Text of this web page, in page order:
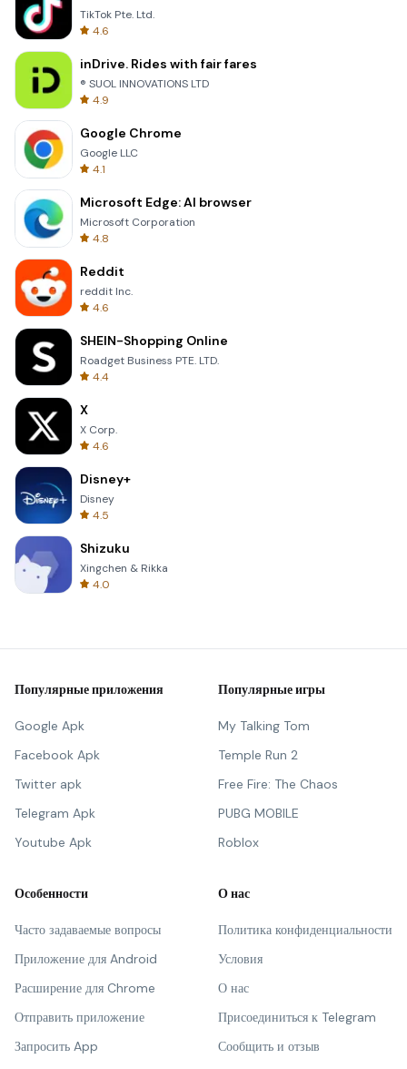
TikTok Pte. Ltd.
4.6
inDrive. Rides with fair fares
® SUOL INNOVATIONS LTD
4.9
Google Chrome
Google LLC
4.1
Microsoft Edge: AI browser
Microsoft Corporation
4.8
Reddit
reddit Inc.
4.6
SHEIN-Shopping Online
Roadget Business PTE. LTD.
4.4
X
X Corp.
4.6
Disney+
Disney
4.5
Shizuku
Xingchen & Rikka
4.0
Популярные приложения
Google Apk
Facebook Apk
Twitter apk
Telegram Apk
Youtube Apk
Популярные игры
My Talking Tom
Temple Run 2
Free Fire: The Chaos
PUBG MOBILE
Roblox
Особенности
Часто задаваемые вопросы
Приложение для Android
Расширение для Chrome
Отправить приложение
Запросить App
О нас
Политика конфиденциальности
Условия
О нас
Присоединиться к Telegram
Сообщить и отзыв